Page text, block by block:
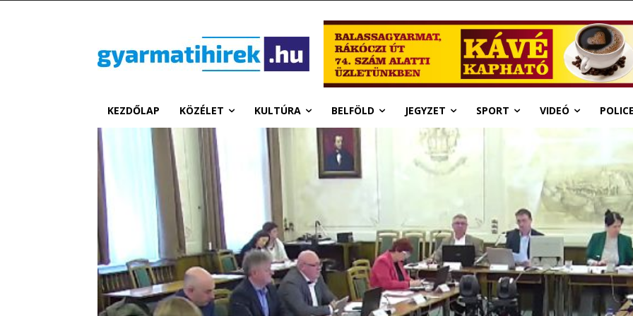
KEZDŐLAP KÖZÉLET KULTÚRA BELFÖLD JEGYZET SPORT VIDEÓ